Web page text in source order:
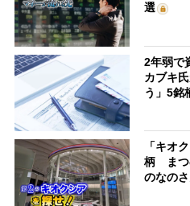
選
2年弱で
カブキ
う」5銘
「キオ
柄 まつ
のなの